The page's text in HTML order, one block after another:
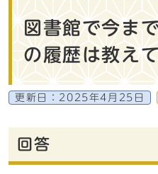
図書館で今ま
の履歴は教え
更新日： 2025年4月25日
回答